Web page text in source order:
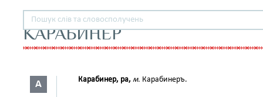
КАРАБИНЕР
А Карабинер, ра, м. Карабинеръ.